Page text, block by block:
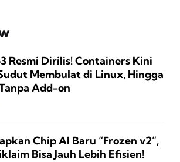
Resmi Dirilis! Containers Kini
Membulat di Linux, Hingga
Add-on
Chip AI Baru “Frozen v2”,
Bisa Jauh Lebih Efisien!